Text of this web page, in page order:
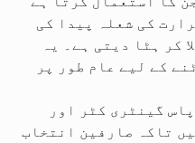
کی شعلہ پیدا کی
کر ہٹا دیتی ہے۔ یہ
کے لیے عام طور پر
گینٹری کٹر اور
تاکہ صارفین انتخاب